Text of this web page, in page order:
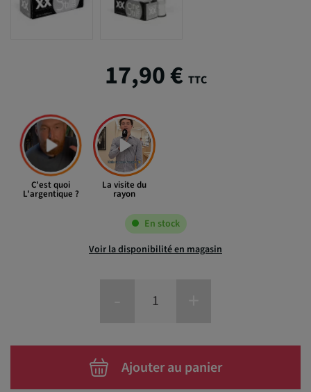
17,90 € TTC
C'est quoi
L'argentique ?
La visite du
rayon
En stock
Voir la disponibilité en magasin
Ajouter au panier